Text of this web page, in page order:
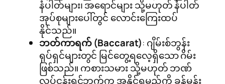
နံပါတ်များ၊ အရောင်များ သို့မဟုတ် နံပါတ်
အုပ်စုများပေါ်တွင် လောင်းကြေးထပ်
နိုင်သည်။
ဘတ်ကာရက် (Baccarat): ဂျိမ်းစ်ဘွန်း
ရုပ်ရှင်များတွင် မြင်တွေ့ရလေ့ရှိသော ဂိမ်း
ဖြစ်သည်။ ကစားသမား သို့မဟုတ် ဘဏ်
လုပ်ငန်းရှင်ဘက်က အနိုင်ရမည်ကို ခန့်မှန်း